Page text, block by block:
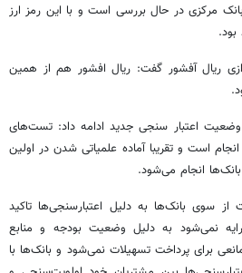
مرکزی در حال بررسی است و با این رمز ارز
ریال آفشور گفت: ریال افشور هم از همین
وضعیت اعتبار سنجی جدید ادامه داد: تست‌های
است و تقریبا آماده علمیاتی شدن در اولین
انجام می‌شود.
از سوی بانک‌ها به دلیل اعتبارسنجی‌ها تاکید
نمی‌شود به دلیل ‌وضعیت بودجه و منابع
برای پرداخت تسهیلات نمی‌شود و بانک‌ها با